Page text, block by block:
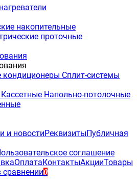
накопительные
проточные
Сплит-системы
Кассетные Напольно-потолочные
и новостиРеквизитыПубличная
соглашение
ОплатаКонтактыАкцииТовары
0